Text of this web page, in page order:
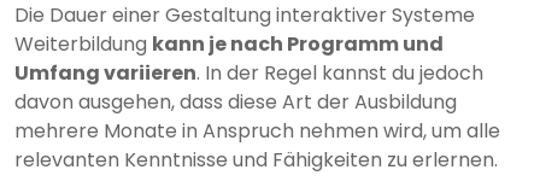
Die Dauer einer Gestaltung interaktiver Systeme
Weiterbildung kann je nach Programm und
Umfang variieren. In der Regel kannst du jedoch
davon ausgehen, dass diese Art der Ausbildung
mehrere Monate in Anspruch nehmen wird, um alle
relevanten Kenntnisse und Fähigkeiten zu erlernen.